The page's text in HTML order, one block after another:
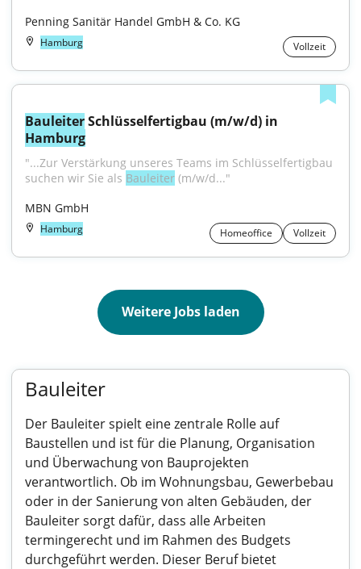
Penning Sanitär Handel GmbH & Co. KG
Hamburg Vollzeit
Bauleiter
Hamburg
"...Zur Verstärkung unseres Teams im Schlüsselfertigbau
suchen wir Sie als Bauleiter (m/w/d..."
MBN GmbH
Hamburg Homeoffice Vollzeit
Weitere Jobs laden
Bauleiter
Der Bauleiter spielt eine zentrale Rolle auf
Baustellen und ist für die Planung, Organisation
und Überwachung von Bauprojekten
verantwortlich. Ob im Wohnungsbau, Gewerbebau
oder in der Sanierung von alten Gebäuden, der
Bauleiter sorgt dafür, dass alle Arbeiten
termingerecht und im Rahmen des Budgets
durchgeführt werden. Dieser Beruf bietet